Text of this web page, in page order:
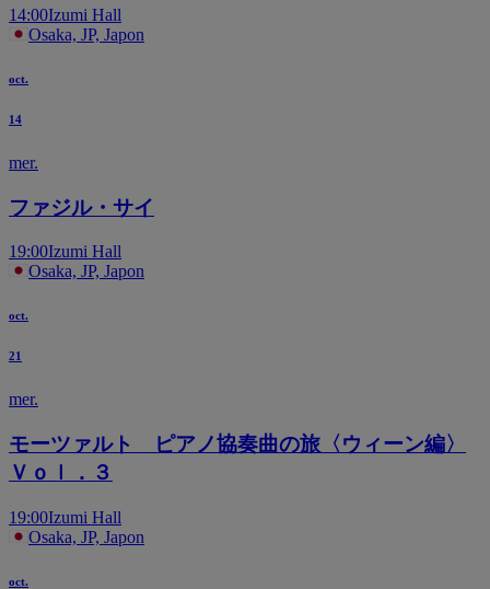
14:00Izumi Hall
Osaka, JP, Japon
oct.
14
mer.
ファジル・サイ
19:00Izumi Hall
Osaka, JP, Japon
oct.
21
mer.
モーツァルト ピアノ協奏曲の旅〈ウィーン編〉
Ｖｏｌ．３
19:00Izumi Hall
Osaka, JP, Japon
oct.